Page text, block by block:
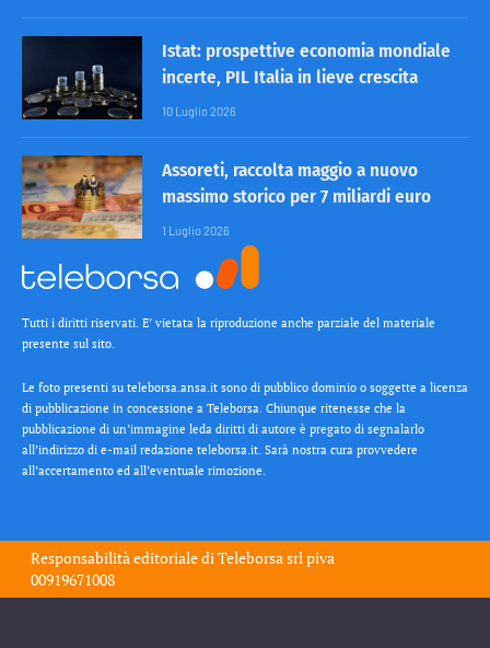
Istat: prospettive economia mondiale
incerte, PIL Italia in lieve crescita
10 Luglio 2026
Assoreti, raccolta maggio a nuovo
massimo storico per 7 miliardi euro
1 Luglio 2026
Tutti i diritti riservati. E’ vietata la riproduzione anche parziale del materiale
presente sul sito.
Le foto presenti su teleborsa.ansa.it sono di pubblico dominio o soggette a licenza
di pubblicazione in concessione a Teleborsa. Chiunque ritenesse che la
pubblicazione di un’immagine leda diritti di autore è pregato di segnalarlo
all’indirizzo di e-mail redazione teleborsa.it. Sarà nostra cura provvedere
all’accertamento ed all’eventuale rimozione.
Responsabilità editoriale diTeleborsa srl piva
00919671008